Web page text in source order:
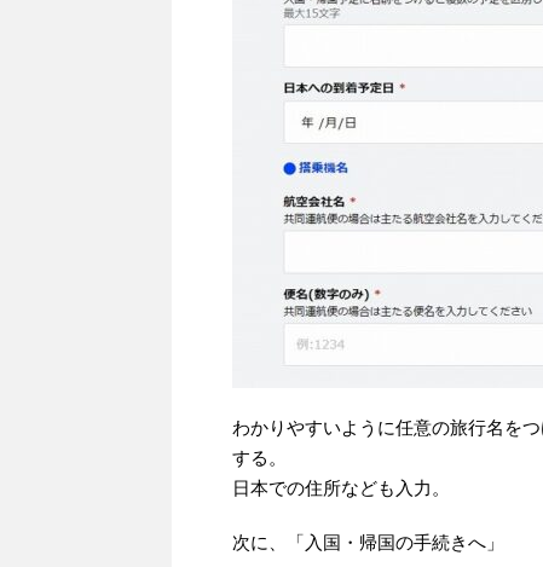
わかりやすいように任意の旅行名を
する。
日本での住所なども入力。
次に、「入国・帰国の手続きへ」